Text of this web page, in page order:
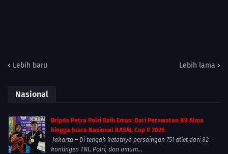
Lebih baru Lebih lama
Nasional
Bripda Petra Polri Raih Emas: Dari Perawatan K9 Alma
hingga Juara Nasional KASAL Cup V 2026
Jakarta – Di tengah ketatnya persaingan 751 atlet dari 82
kontingen TNI, Polri, dan umum...